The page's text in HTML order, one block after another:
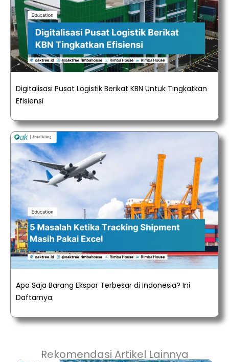
Digitalisasi Pusat Logistik Berikat KBN Untuk Tingkatkan
Efisiensi
Apa Saja Barang Ekspor Terbesar di Indonesia? Ini
Daftarnya
Rekomendasi Artikel Lainnya